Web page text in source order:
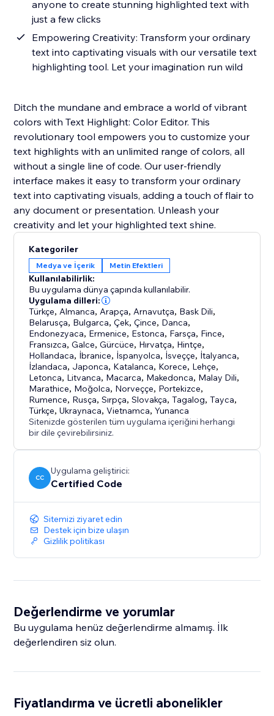
anyone to create stunning highlighted text with
just a few clicks
Empowering Creativity: Transform your ordinary
text into captivating visuals with our versatile text
highlighting tool. Let your imagination run wild
Ditch the mundane and embrace a world of vibrant
colors with Text Highlight: Color Editor. This
revolutionary tool empowers you to customize your
text highlights with an unlimited range of colors, all
without a single line of code. Our user-friendly
interface makes it easy to transform your ordinary
text into captivating visuals, adding a touch of flair to
any document or presentation. Unleash your
creativity and let your highlighted text shine.
Kategoriler
Medya ve İçerik Metin Efektleri
Kullanılabilirlik:
Bu uygulama dünya çapında kullanılabilir.
Uygulama dilleri:
Türkçe, Almanca, Arapça, Arnavutça, Bask Dili,
Belarusça, Bulgarca,Çek,Çince, Danca,
Endonezyaca, Ermenice, Estonca, Farsça, Fince,
Fransızca,Galce,Gürcüce, Hırvatça, Hintçe,
Hollandaca, İbranice, İspanyolca, İsveççe, İtalyanca,
İzlandaca, Japonca, Katalanca, Korece, Lehçe,
Letonca, Litvanca, Macarca, Makedonca, Malay Dili,
Marathice, Moğolca, Norveççe, Portekizce,
Rumence, Rusça,Sırpça,Slovakça,Tagalog,Tayca,
Türkçe,Ukraynaca,Vietnamca,Yunanca
Sitenizde gösterilen tüm uygulama içeriğini herhangi
bir dile çevirebilirsiniz.
CC
Uygulama geliştirici:
Certified Code
Sitemizi ziyaret edin
Destek için bize ulaşın
Gizlilik politikası
Değerlendirme ve yorumlar
Bu uygulama henüz değerlendirme almamış. İlk
değerlendiren siz olun.
Fiyatlandırma ve ücretli abonelikler